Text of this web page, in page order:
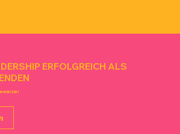
ERFOLGREICH ALS
REDZEPI